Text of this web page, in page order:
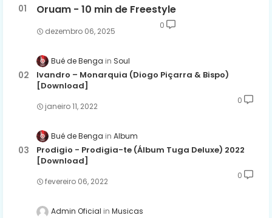
Oruam - 10 min de Freestyle
dezembro 06, 2025
0
Bué de Benga Soul
Ivandro – Monarquia (Diogo Piçarra & Bispo)
[Download]
janeiro 11, 2022
0
Bué de Benga Album
Prodigio - Prodigia-te (Álbum Tuga Deluxe) 2022
[Download]
fevereiro 06, 2022
0
Admin Oficial Musicas